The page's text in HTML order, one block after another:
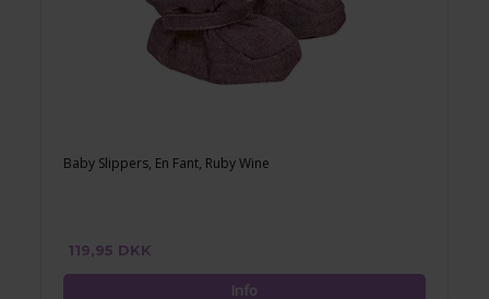
Baby Slippers, En Fant, Ruby Wine
119,95 DKK